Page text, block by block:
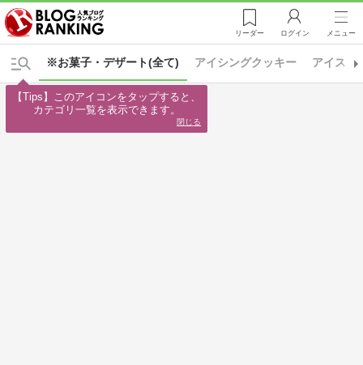
リーダー ログイン メニュー
※お菓子・デザート(全て) アイシングクッキー アイスク
【Tips】このアイコンをタップすると、
カテゴリ一覧を表示できます。
閉じる